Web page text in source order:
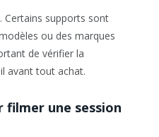
Certains supports sont
ou des marques
de vérifier la
avant tout achat.
filmer une session